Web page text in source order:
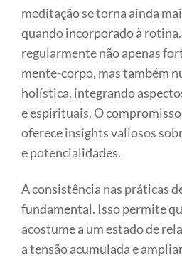
meditação se torna ainda
quando incorporado à
regularmente não apenas
mente-corpo, mas também
holística, integrando
e espirituais. O
oferece insights valiosos
e potencialidades.
A consistência nas práticas
fundamental. Isso permite
acostume a um estado de
a tensão acumulada e